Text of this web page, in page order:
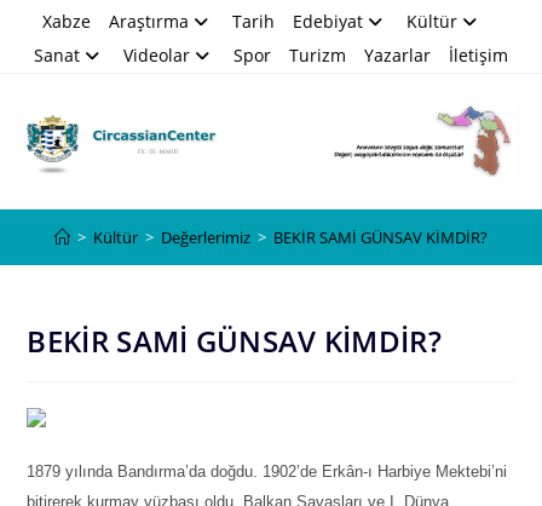
Xabze Araştırma Tarih Edebiyat
Kültür
Sanat
Videolar Spor Turizm Yazarlar İletişim
> Kültür > Değerlerimiz > BEKİR SAMİ GÜNSAV KİMDİR?
BEKİR SAMİ GÜNSAV KİMDİR?
1879 yılında Bandırma’da doğdu. 1902’de Erkân-ı Harbiye Mektebi’ni
bitirerek kurmay yüzbaşı oldu. Balkan Savaşları ve I. Dünya